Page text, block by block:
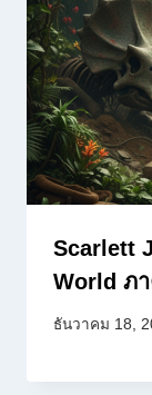
Scarlett
World ภ
ธันวาคม 18,